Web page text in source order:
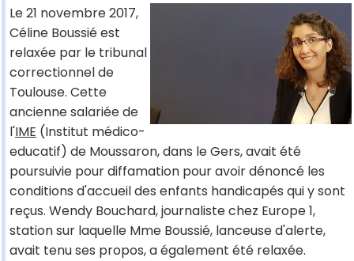
Le 21 novembre 2017,
Céline Boussié est
relaxée par le tribunal
correctionnel de
Toulouse. Cette
ancienne salariée de
l'IME (Institut médico-
educatif) de Moussaron, dans le Gers, avait été
poursuivie pour diffamation pour avoir dénoncé les
conditions d'accueil des enfants handicapés qui y sont
reçus. Wendy Bouchard, journaliste chez Europe 1,
station sur laquelle Mme Boussié, lanceuse d'alerte,
avait tenu ses propos, a également été relaxée.